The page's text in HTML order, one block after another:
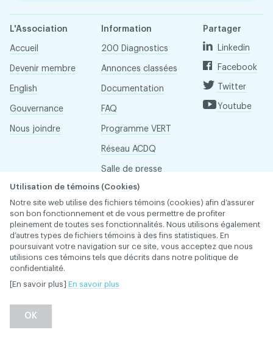
L'Association
Accueil
Devenir membre
English
Gouvernance
Nous joindre
Information
200 Diagnostics
Annonces classées
Documentation
FAQ
Programme VERT
Réseau ACDQ
Salle de presse
À propos
Partager
Linkedin
Facebook
Twitter
Youtube
Association des chirurgiens dentistes du Québec © 2026
tous droits réservés
Conditions d'utilisation et politique de confidentialité
Utilisation de témoins (Cookies)
Notre site web utilise des fichiers témoins (cookies) afin d’assurer
son bon fonctionnement et de vous permettre de profiter
pleinement de toutes ses fonctionnalités. Nous utilisons également
d’autres types de fichiers témoins à des fins statistiques. En
poursuivant votre navigation sur ce site, vous acceptez que nous
utilisions ces témoins tels que décrits dans notre politique de
confidentialité.
[En savoir plus] En savoir plus
OK